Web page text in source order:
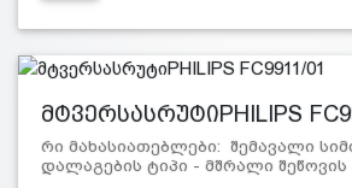
მტვერსასრუტიPHILIPS
რი მახასიათებლები: შემავალი
დალაგების ტიპი - მშრალი